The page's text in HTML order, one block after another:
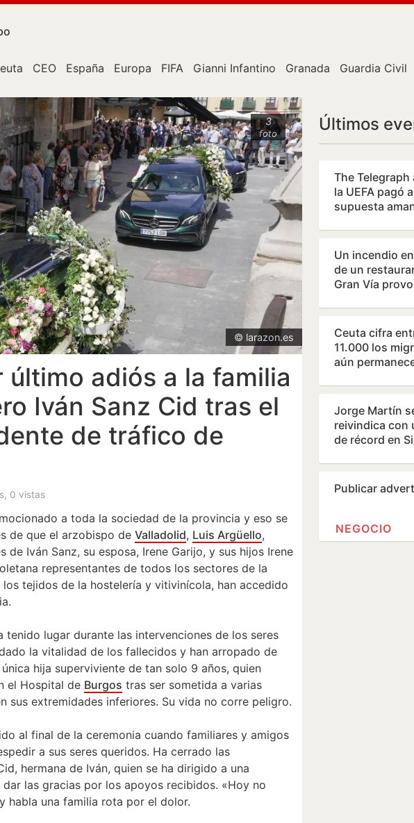
CEO España Europa FIFA Gianni Infantino Granada Guardia Civil
3
foto
© larazon.es
último adiós a la familia
Iván Sanz Cid tras el
de tráfico de
0 vistas
a toda la sociedad de la provincia y eso se
de que el arzobispo deValladolid, Luis Argüello,
de Iván Sanz, su esposa, Irene Garijo, y sus hijos Irene
representantes de todos los sectores de la
tejidos de la hostelería y vitivinícola, han accedido
tenido lugar durante las intervenciones de los seres
la vitalidad de los fallecidos y han arropado de
hija superviviente de tan solo 9 años, quien
el Hospital de Burgos tras ser sometida a varias
sus extremidades inferiores. Su vida no corre peligro.
al final de la ceremonia cuando familiares y amigos
a sus seres queridos. Ha cerrado las
hermana de Iván, quien se ha dirigido a una
las gracias por los apoyos recibidos. «Hoy no
habla una familia rota por el dolor.
Últimos
The Telegraph
la UEFA pagó
supuesta
Un incendio
de un
Gran Vía
de…
Ceuta cifra
11.000 los
aún
Jorge Martín
reivindica con
de récord en
Publicar
NEGOCIO